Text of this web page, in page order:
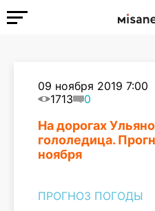
09 ноября 2019 7:00
1713
0
На дорогах
гололедица.
ноября
ПРОГНОЗ ПОГОДЫ